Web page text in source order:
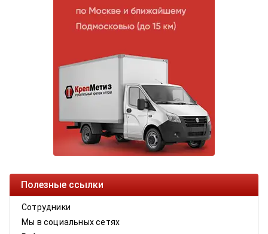
Полезные ссылки
Сотрудники
Мы в социальных сетях